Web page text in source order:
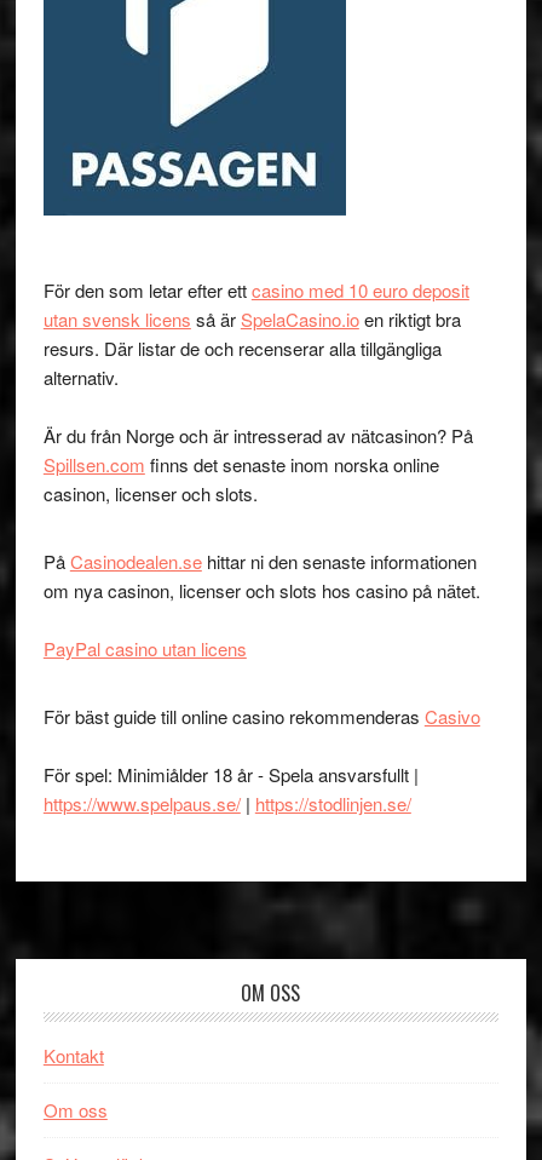
För den som letar efter ettcasino med 10 euro deposit
utan svensk licens så ärSpelaCasino.ioen riktigt bra
resurs. Där listar de och recenserar alla tillgängliga
alternativ.
Är du från Norge och är intresserad av nätcasinon? På
Spillsen.com finns det senaste inom norska online
casinon, licenser och slots.
PåCasinodealen.sehittar ni den senaste informationen
om nya casinon, licenser och slots hos casino på nätet.
PayPal casino utan licens
För bäst guide till online casino rekommenderas Casivo
För spel: Minimiålder 18 år - Spela ansvarsfullt |
https://www.spelpaus.se/| https://stodlinjen.se/
OM OSS
Kontakt
Om oss